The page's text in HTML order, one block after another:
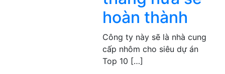
hoàn thành
Công ty này sẽ là nhà cung
cấp nhôm cho siêu dự án
Top 10 […]